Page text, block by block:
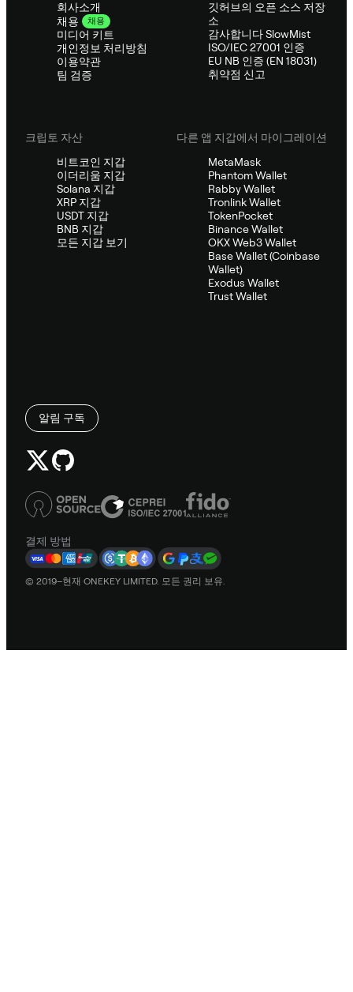
회사소개
채용
채용
미디어 키트
개인정보 처리방침
이용약관
팀 검증
깃허브의 오픈 소스 저장
소
감사합니다 SlowMist
ISO/IEC 27001 인증
EU NB 인증 (EN 18031)
취약점 신고
크립토 자산
비트코인 지갑
이더리움 지갑
Solana 지갑
XRP 지갑
USDT 지갑
BNB 지갑
모든 지갑 보기
다른 앱 지갑에서 마이그레이션
MetaMask
Phantom Wallet
Rabby Wallet
Tronlink Wallet
TokenPocket
Binance Wallet
OKX Web3 Wallet
Base Wallet (Coinbase
Wallet)
Exodus Wallet
Trust Wallet
알림 구독
결제 방법
© 2019–현재 ONEKEY LIMITED. 모든 권리 보유.